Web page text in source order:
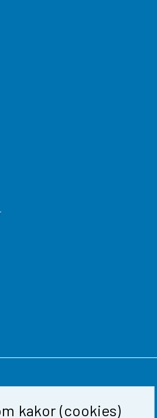
kakor (cookies)